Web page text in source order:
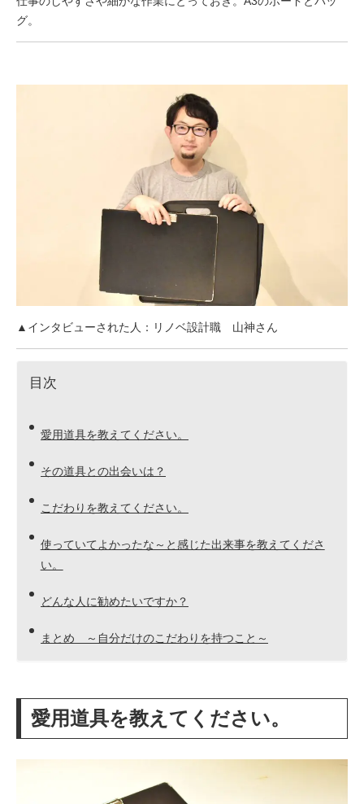
グ。
▲インタビューされた人：リノベ設計職 山神さん
目次
愛用道具を教えてください。
その道具との出会いは？
こだわりを教えてください。
使っていてよかったな～と感じた出来事を教えてくださ
い。
どんな人に勧めたいですか？
まとめ ～自分だけのこだわりを持つこと～
愛用道具を教えてください。